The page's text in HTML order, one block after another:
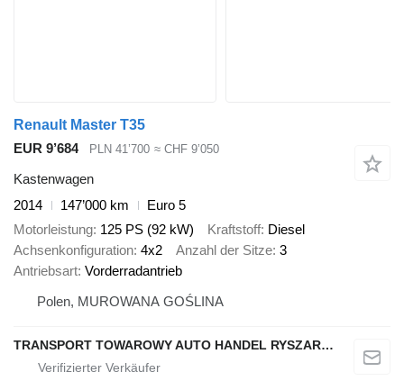
Renault Master T35
EUR 9’684
PLN 41’700 ≈ CHF 9’050
Kastenwagen
2014
147’000 km
Euro 5
Motorleistung 125 PS (92 kW) Kraftstoff Diesel
Achsenkonfiguration 4x2 Anzahl der Sitze 3
Antriebsart Vorderradantrieb
Polen, MUROWANA GOŚLINA
TRANSPORT TOWAROWY AUTO HANDEL RYSZARD NOWAK